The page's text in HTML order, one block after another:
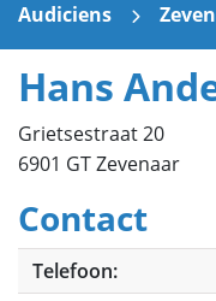
Audiciens
Hans
Grietsestraat 20
6901 GT Zevenaar
Contact
Telefoon: